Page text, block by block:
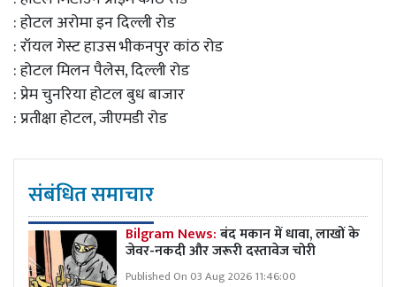
: होटल अरोमा इन दिल्ली रोड
: रॉयल गेस्ट हाउस भीकनपुर कांठ रोड
: होटल मिलन पैलेस, दिल्ली रोड
: प्रेम चुनरिया होटल बुध बाजार
: प्रतीक्षा होटल, जीएमडी रोड
संबंधित समाचार
Bilgram News:बंद मकान में धावा, लाखों के
जेवर-नकदी और जरूरी दस्तावेज चोरी
Published On 03 Aug 2026 11:46:00